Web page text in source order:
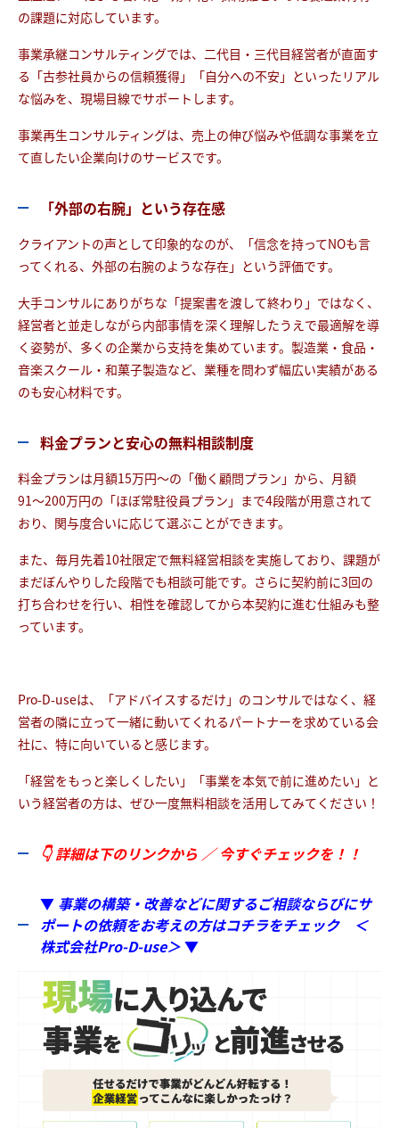
の課題に対応しています。
事業承継コンサルティングでは、二代目・三代目経営者が直面す
る「古参社員からの信頼獲得」「自分への不安」といったリアル
な悩みを、現場目線でサポートします。
事業再生コンサルティングは、売上の伸び悩みや低調な事業を立
て直したい企業向けのサービスです。
「外部の右腕」という存在感
クライアントの声として印象的なのが、「信念を持ってNOも言
ってくれる、外部の右腕のような存在」という評価です。
大手コンサルにありがちな「提案書を渡して終わり」ではなく、
経営者と並走しながら内部事情を深く理解したうえで最適解を導
く姿勢が、多くの企業から支持を集めています。製造業・食品・
音楽スクール・和菓子製造など、業種を問わず幅広い実績がある
のも安心材料です。
料金プランと安心の無料相談制度
料金プランは月額15万円〜の「働く顧問プラン」から、月額
91〜200万円の「ほぼ常駐役員プラン」まで4段階が用意されて
おり、関与度合いに応じて選ぶことができます。
また、毎月先着10社限定で無料経営相談を実施しており、課題が
まだぼんやりした段階でも相談可能です。さらに契約前に3回の
打ち合わせを行い、相性を確認してから本契約に進む仕組みも整
っています。
Pro-D-useは、「アドバイスするだけ」のコンサルではなく、経
営者の隣に立って一緒に動いてくれるパートナーを求めている会
社に、特に向いていると感じます。
「経営をもっと楽しくしたい」「事業を本気で前に進めたい」と
いう経営者の方は、ぜひ一度無料相談を活用してみてください！
👇 詳細は下のリンクから ／ 今すぐチェックを！！
▼ 事業の構築・改善などに関するご相談ならびにサ
ポートの依頼をお考えの方はコチラをチェック ＜
株式会社Pro-D-use＞▼